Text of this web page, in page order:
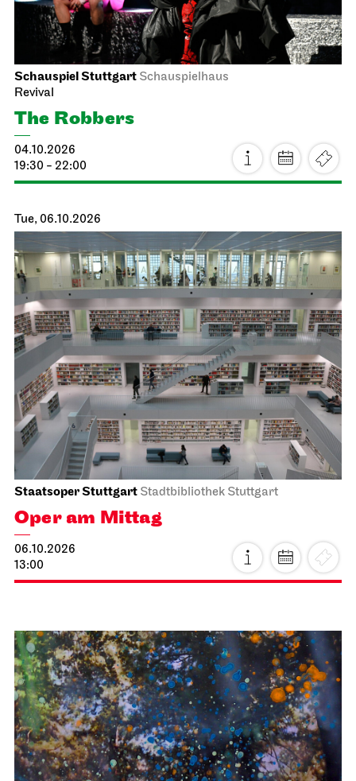
Schauspiel Stuttgart Schauspielhaus
Revival
The Robbers
04.10.2026
19:30 - 22:00
Tue, 06.10.2026
Staatsoper Stuttgart Stadtbibliothek Stuttgart
Oper am Mittag
06.10.2026
13:00